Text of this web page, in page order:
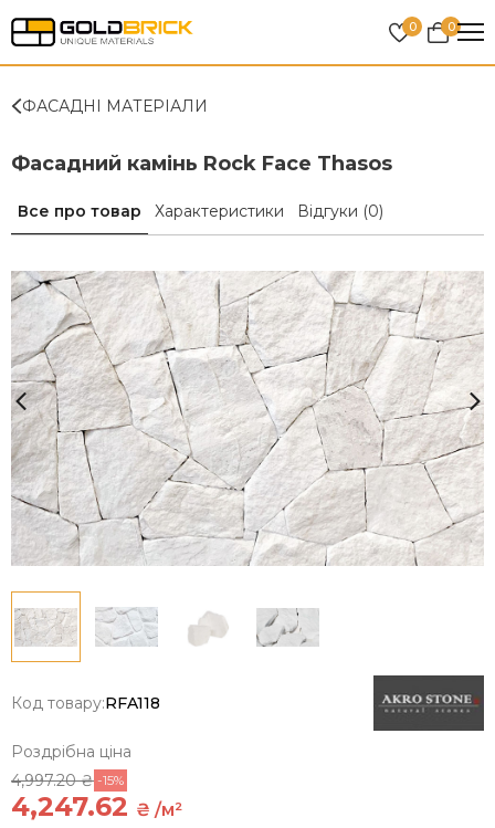
0 0
ФАСАДНІ МАТЕРІАЛИ
Фасадний камінь Rock Face Thasos
Все про товар Характеристики Відгуки (0)
Код товару:RFA118
Роздрібна ціна
4,997.20 ₴ -15%
4,247.62 ₴ /м²